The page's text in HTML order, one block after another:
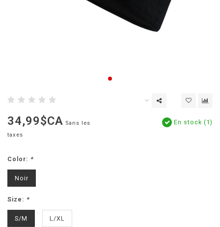
34,99$CA Sans les
taxes
En stock (1)
Color: *
Noir
Size: *
S/M L/XL